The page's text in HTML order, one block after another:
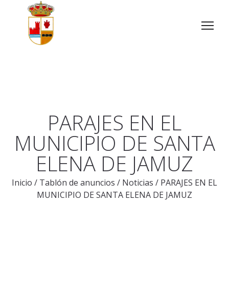
PARAJES EN EL
MUNICIPIO DE SANTA
ELENA DE JAMUZ
Inicio / Tablón de anuncios / Noticias / PARAJES EN EL
MUNICIPIO DE SANTA ELENA DE JAMUZ